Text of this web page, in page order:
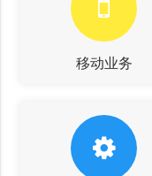
移动业务